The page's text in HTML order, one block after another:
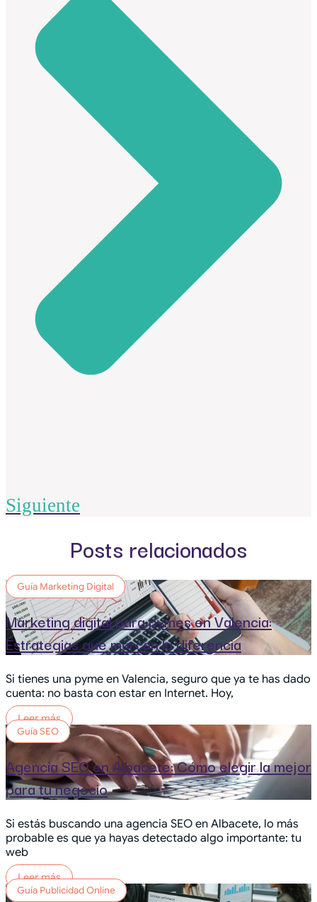
Siguiente
Posts relacionados
Guía Marketing Digital
Marketing digital para pymes en Valencia:
Estrategias que marcan la diferencia
Si tienes una pyme en Valencia, seguro que ya te has dado
cuenta: no basta con estar en Internet. Hoy,
Leer más
Guía SEO
Agencia SEO en Albacete: Cómo elegir la mejor
para tu negocio
Si estás buscando una agencia SEO en Albacete, lo más
probable es que ya hayas detectado algo importante: tu
web
Leer más
Guía Publicidad Online